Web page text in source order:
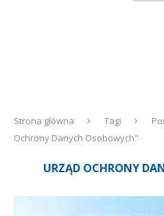
Strona główna Tagi
Ochrony Danych Osobowych"
URZĄD OCHRONY